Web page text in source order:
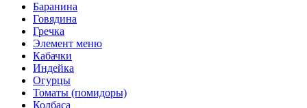
Баранина
Говядина
Гречка
Элемент меню
Кабачки
Индейка
Огурцы
Томаты (помидоры)
Колбаса